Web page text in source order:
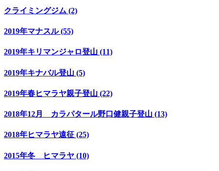
クライミングジム (2)
2019年マナスル (55)
2019年キリマンジャロ登山 (11)
2019年キナバル登山 (5)
2019年春ヒマラヤ親子登山 (22)
2018年12月 カラパタール野口健親子登山 (13)
2018年ヒマラヤ遠征 (25)
2015年冬 ヒマラヤ (10)